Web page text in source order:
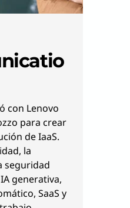
con Lenovo
para crear
de IaaS.
la
seguridad
generativa,
SaaS y